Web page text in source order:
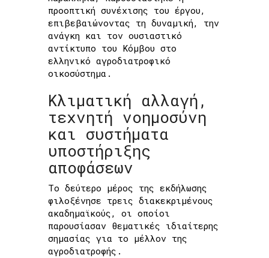
προοπτική συνέχισης του έργου,
επιβεβαιώνοντας τη δυναμική, την
ανάγκη και τον ουσιαστικό
αντίκτυπο του Κόμβου στο
ελληνικό αγροδιατροφικό
οικοσύστημα.
Κλιματική αλλαγή,
τεχνητή νοημοσύνη
και συστήματα
υποστήριξης
αποφάσεων
Το δεύτερο μέρος της εκδήλωσης
φιλοξένησε τρεις διακεκριμένους
ακαδημαϊκούς, οι οποίοι
παρουσίασαν θεματικές ιδιαίτερης
σημασίας για το μέλλον της
αγροδιατροφής.